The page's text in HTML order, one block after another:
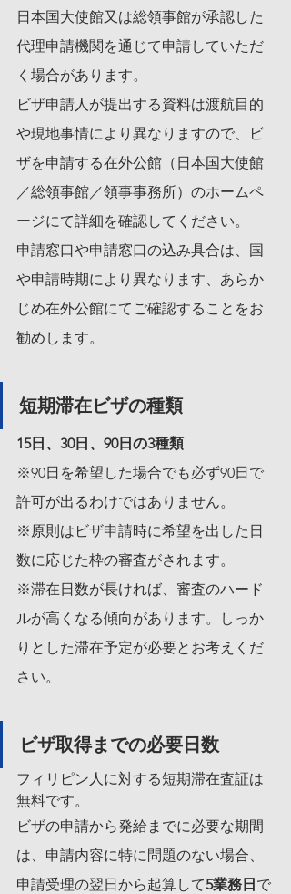
日本国大使館又は総領事館が承認した
代理申請機関を通じて申請していただ
く場合があります。
ビザ申請人が提出する資料は渡航目的
や現地事情により異なりますので、ビ
ザを申請する在外公館（日本国大使館
／総領事館／領事事務所）のホームペ
ージにて詳細を確認してください。
申請窓口や申請窓口の込み具合は、国
や申請時期により異なります、あらか
じめ在外公館にてご確認することをお
勧めします。
短期滞在ビザの種類
15日、30日、90日の3種類
※90日を希望した場合でも必ず90日で
許可が出るわけではありません。
※原則はビザ申請時に希望を出した日
数に応じた枠の審査がされます。
※滞在日数が長ければ、審査のハード
ルが高くなる傾向があります。しっか
りとした滞在予定が必要とお考えくだ
さい。
ビザ取得までの必要日数
フィリピン人に対する短期滞在査証は
無料です。
ビザの申請から発給までに必要な期間
は、申請内容に特に問題のない場合、
申請受理の翌日から起算して5業務日で